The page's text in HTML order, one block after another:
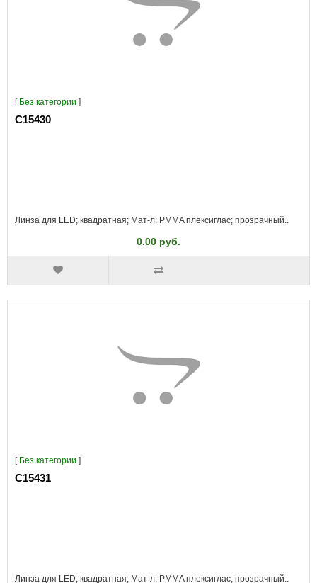
[ Без категории ]
C15430
Линза для LED; квадратная; Мат-л: PMMA плексиглас; прозрачный..
0.00 руб.
[ Без категории ]
C15431
Линза для LED; квадратная; Мат-л: PMMA плексиглас; прозрачный..